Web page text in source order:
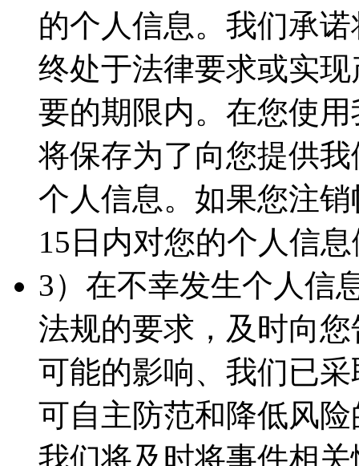
的个人信息。我们承
终处于法律要求或实
要的期限内。在您使
将保存为了向您提供
个人信息。如果您注
15日内对您的个人信
3）在不幸发生个人信
法规的要求，及时向
可能的影响、我们已
可自主防范和降低风
我们将及时将事件相